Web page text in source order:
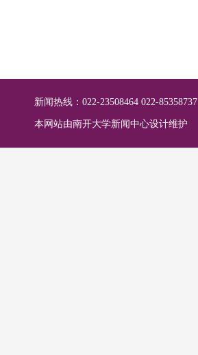
新闻热线：022-23508464 022-85358737
本网站由南开大学新闻中心设计维护